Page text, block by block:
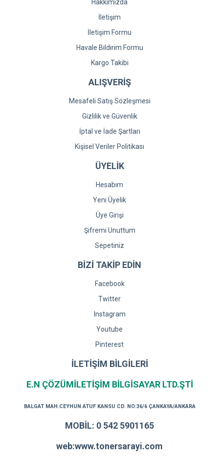
Hakkımızda
İletişim
İletişim Formu
Havale Bildirim Formu
Kargo Takibi
ALIŞVERİŞ
Mesafeli Satış Sözleşmesi
Gizlilik ve Güvenlik
İptal ve İade Şartları
Kişisel Veriler Politikası
ÜYELİK
Hesabım
Yeni Üyelik
Üye Girişi
Şifremi Unuttum
Sepetiniz
BİZİ TAKİP EDİN
Facebook
Twitter
Instagram
Youtube
Pinterest
İLETİŞİM BİLGİLERİ
E.N ÇÖZÜMİLETİŞİM BİLGİSAYAR LTD.ŞTİ
BALGAT MAH.CEYHUN ATUF KANSU CD. NO:36/6 ÇANKAYA/ANKARA
MOBİL: 0 542 5901165
web:www.tonersarayi.com